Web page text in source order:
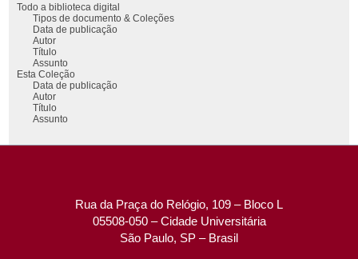
Todo a biblioteca digital
Tipos de documento & Coleções
Data de publicação
Autor
Título
Assunto
Esta Coleção
Data de publicação
Autor
Título
Assunto
Rua da Praça do Relógio, 109 – Bloco L
05508-050 – Cidade Universitária
São Paulo, SP – Brasil